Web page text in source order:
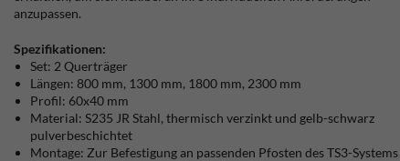
anzupassen.
Spezifikationen:
Set: 2 Querträger
Längen: 800 mm, 1300 mm, 1800 mm, 2300 mm
Profil: 60x40 mm
Material: S235 JR Stahl, thermisch verzinkt und gelb-schwarz
pulverbeschichtet
Montage: Zur Befestigung an passenden Pfosten des TS3-Systems